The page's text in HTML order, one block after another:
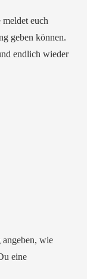
euch
geben können.
endlich wieder
wie
eine